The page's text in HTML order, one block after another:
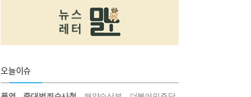
오늘이슈